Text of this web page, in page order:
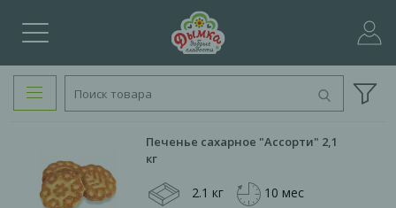
Печенье сахарное "Ассорти" 2,1
кг
2.1 кг
10 мес